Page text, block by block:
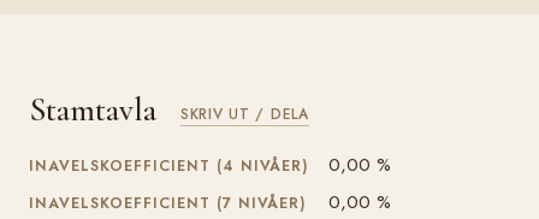
Stamtavla SKRIV UT / DELA
INAVELSKOEFFICIENT (4 NIVÅER) 0,00 %
INAVELSKOEFFICIENT (7 NIVÅER) 0,00 %